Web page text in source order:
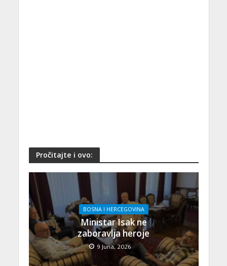
Pročitajte i ovo:
BOSNA I HERCEGOVINA
Ministar Isak ne
zaboravlja heroje
9 Juna, 2026